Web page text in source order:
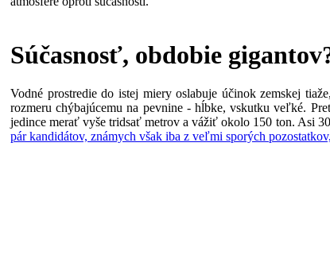
Súčasnosť, obdobie
Vodné prostredie do istej miery oslabuje účinok zemskej
rozmeru chýbajúcemu na pevnine - hĺbke, vskutku veľké.
jedince merať vyše tridsať metrov a vážiť okolo 150 ton. Asi
pár kandidátov, známych však iba z veľmi sporých